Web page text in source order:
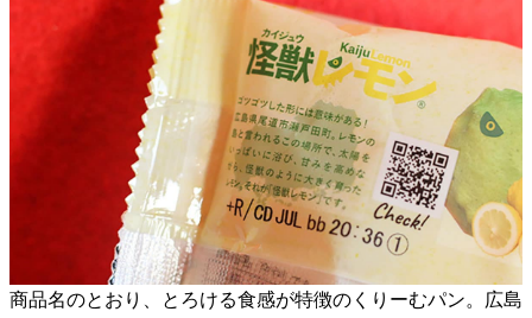
商品名のとおり、とろける食感が特徴のくりーむパン。広島